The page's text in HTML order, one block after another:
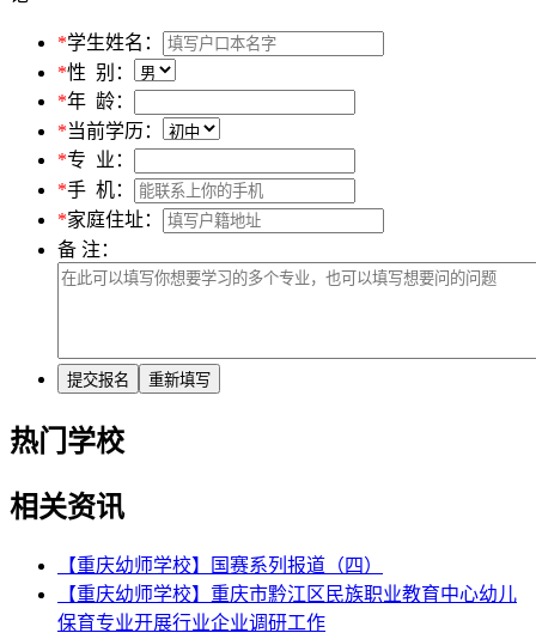
*学生姓名：
*性 别：
*年 龄：
*当前学历：
*专 业：
*手 机：
*家庭住址：
备 注：
热门学校
相关资讯
【重庆幼师学校】国赛系列报道（四）
【重庆幼师学校】重庆市黔江区民族职业教育中心幼儿
保育专业开展行业企业调研工作